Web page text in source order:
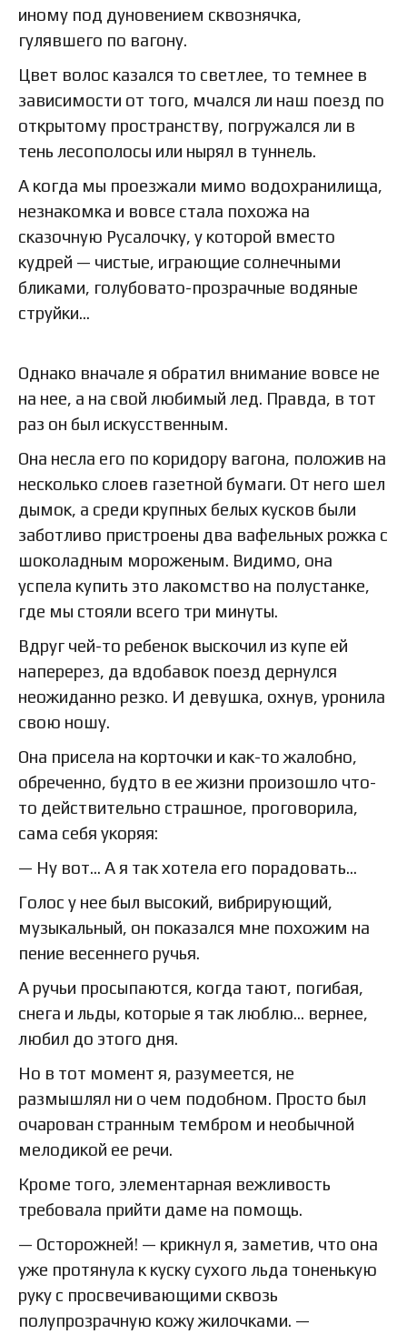
иному под дуновением сквознячка,
гулявшего по вагону.
Цвет волос казался то светлее, то темнее в
зависимости от того, мчался ли наш поезд по
открытому пространству, погружался ли в
тень лесополосы или нырял в туннель.
А когда мы проезжали мимо водохранилища,
незнакомка и вовсе стала похожа на
сказочную Русалочку, у которой вместо
кудрей — чистые, играющие солнечными
бликами, голубовато-прозрачные водяные
струйки…
Однако вначале я обратил внимание вовсе не
на нее, а на свой любимый лед. Правда, в тот
раз он был искусственным.
Она несла его по коридору вагона, положив на
несколько слоев газетной бумаги. От него шел
дымок, а среди крупных белых кусков были
заботливо пристроены два вафельных рожка с
шоколадным мороженым. Видимо, она
успела купить это лакомство на полустанке,
где мы стояли всего три минуты.
Вдруг чей-то ребенок выскочил из купе ей
наперерез, да вдобавок поезд дернулся
неожиданно резко. И девушка, охнув, уронила
свою ношу.
Она присела на корточки и как-то жалобно,
обреченно, будто в ее жизни произошло что-
то действительно страшное, проговорила,
сама себя укоряя:
— Ну вот… А я так хотела его порадовать…
Голос у нее был высокий, вибрирующий,
музыкальный, он показался мне похожим на
пение весеннего ручья.
А ручьи просыпаются, когда тают, погибая,
снега и льды, которые я так люблю… вернее,
любил до этого дня.
Но в тот момент я, разумеется, не
размышлял ни о чем подобном. Просто был
очарован странным тембром и необычной
мелодикой ее речи.
Кроме того, элементарная вежливость
требовала прийти даме на помощь.
— Осторожней! — крикнул я, заметив, что она
уже протянула к куску сухого льда тоненькую
руку с просвечивающими сквозь
полупрозрачную кожу жилочками. —